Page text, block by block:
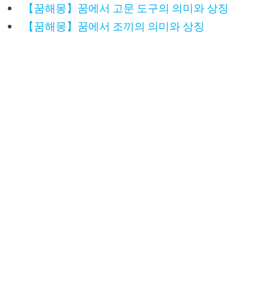
【꿈해몽】꿈에서 고문 도구의 의미와 상징
【꿈해몽】꿈에서 조끼의 의미와 상징